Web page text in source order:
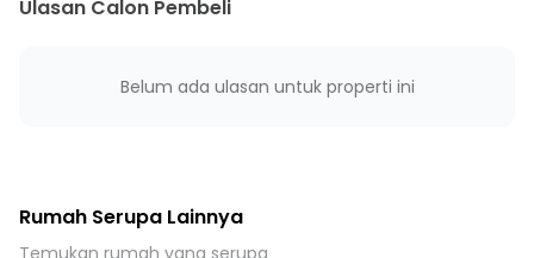
Ulasan Calon Pembeli
Belum ada ulasan untuk properti ini
Rumah Serupa Lainnya
Temukan rumah yang serupa